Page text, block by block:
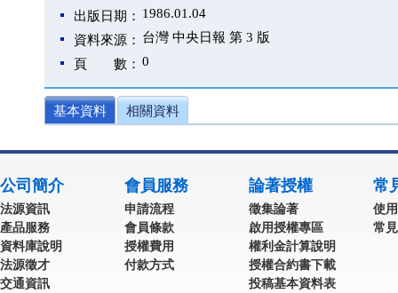
出版日期： 1986.01.04
資料來源： 台灣 中央日報 第 3 版
頁 數： 0
基本資料 相關資料
公司簡介
法源資訊
產品服務
資料庫說明
法源徵才
交通資訊
會員服務
申請流程
會員條款
授權費用
付款方式
論著授權
徵集論著
啟用授權專區
權利金計算說明
授權合約書下載
投稿基本資料表
常
使
常